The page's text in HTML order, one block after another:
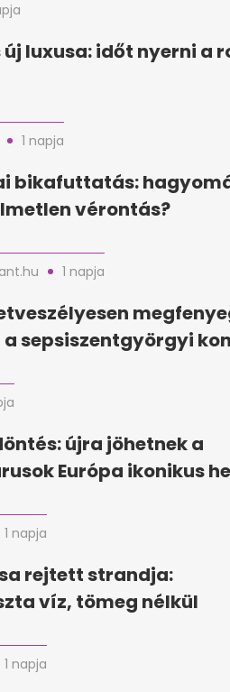
luxusa: időt nyerni a
1 napja
bikafuttatás:
vérontás?
1 napja
sepsiszentgyörgyi
újra jöhetnek a
Európa ikonikus
1 napja
rejtett strandja:
víz, tömeg nélkül
1 napja